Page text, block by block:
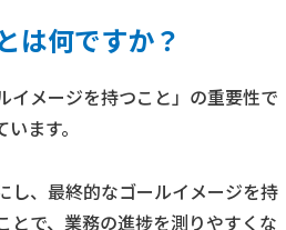
は何ですか？
イメージを持つこと」の重要性で
ます。
し、最終的なゴールイメージを持
とで、業務の進捗を測りやすくな